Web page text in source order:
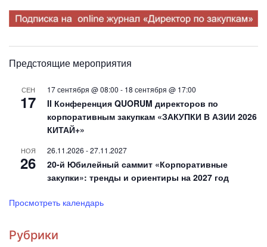
Предстоящие мероприятия
СЕН
17
17 сентября @ 08:00 - 18 сентября @ 17:00
II Конференция QUORUM директоров по
корпоративным закупкам «ЗАКУПКИ В АЗИИ 2026
КИТАЙ+»
НОЯ
26
26.11.2026 -27.11.2027
20-й Юбилейный саммит «Корпоративные
закупки»: тренды и ориентиры на 2027 год
Просмотреть календарь
Рубрики